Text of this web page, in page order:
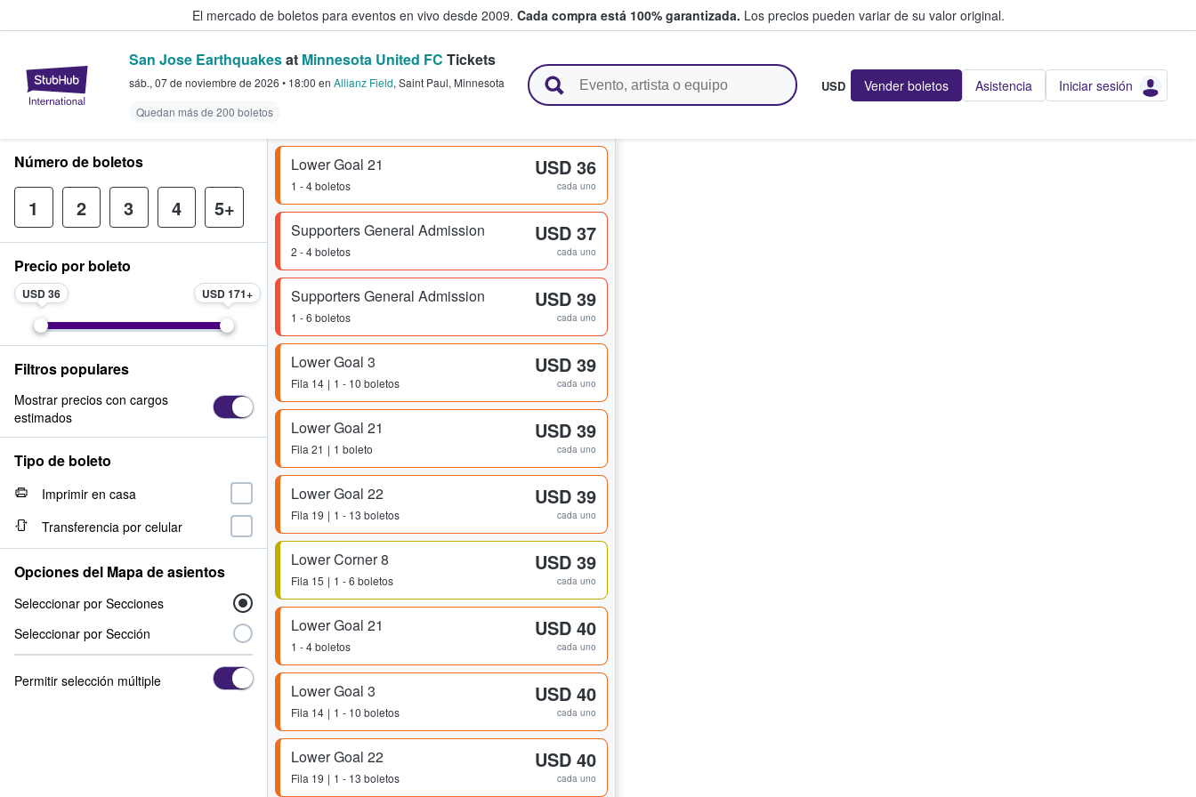
El mercado de boletos para eventos en vivo desde 2009. Cada compra está 100% garantizada. Los precios pueden variar de su valor original.
StubHub: donde los fans compran y venden boletos
San Jose Earthquakesat Minnesota United FC Tickets
sáb., 07 de noviembre de 2026 • 18:00 en Allianz Field, Saint Paul, Minnesota
Quedan más de 200 boletos
USD Vender boletos Asistencia Iniciar sesión
Lower Goal 21
1 - 4 boletos
USD 36
cada uno
Supporters General Admission
2 - 4 boletos
USD 37
cada uno
Supporters General Admission
1 - 6 boletos
USD 39
cada uno
Lower Goal 3
Fila 14 1 - 10 boletos
USD 39
cada uno
Lower Goal 21
Fila 21 1 boleto
USD 39
cada uno
Lower Goal 22
Fila 19 1 - 13 boletos
USD 39
cada uno
Lower Corner 8
Fila 15 1 - 6 boletos
USD 39
cada uno
Lower Goal 21
1 - 4 boletos
USD 40
cada uno
Lower Goal 3
Fila 14 1 - 10 boletos
USD 40
cada uno
Lower Goal 22
Fila 19 1 - 13 boletos
USD 40
cada uno
Número de boletos
1 2 3 4 5+
Precio por boleto
USD 36 USD 171
Filtros populares
Mostrar precios con cargos
estimados
Tipo de boleto
Imprimir en casa
Transferencia por celular
Opciones del Mapa de asientos
Seleccionar por Secciones
Seleccionar por Sección
Permitir selección múltiple